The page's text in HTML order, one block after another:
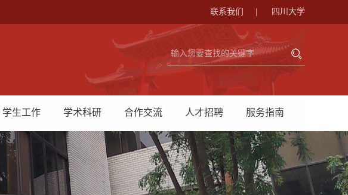
联系我们 四川大学
学生工作 学术科研 合作交流 人才招聘 服务指南